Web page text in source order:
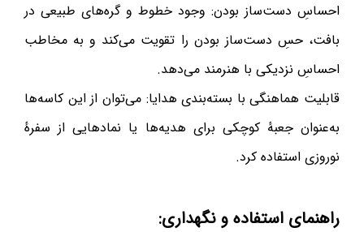
احساسِ دست‌ساز بودن: وجود خطوط و گره‌های طبیعی در
بافت، حسِ دست‌ساز بودن را تقویت می‌کند و به مخاطب
احساسِ نزدیکی با هنرمند می‌دهد.
قابلیت هماهنگی با بسته‌بندی هدایا: می‌توان از این کاسه‌ها
به‌عنوان جعبهٔ کوچکی برای هدیه‌ها یا نمادهایی از سفرهٔ
نوروزی استفاده کرد.
راهنمای استفاده و نگهداری: